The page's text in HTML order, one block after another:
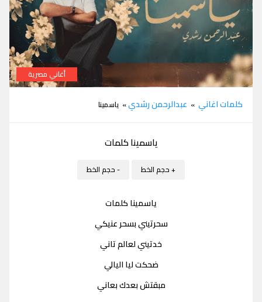
أغاني مصرية
كلمات اغاني » عبدالرحمن رشدي» ياسمينا
ياسمينا كلمات
+ حجم الخط - حجم الخط
ياسمينا كلمات
سحرتيني بسحر عنيكي
خدتيني لعالم تاني
ضحكت ليا اليالي
مبقتش بعدك بعاني